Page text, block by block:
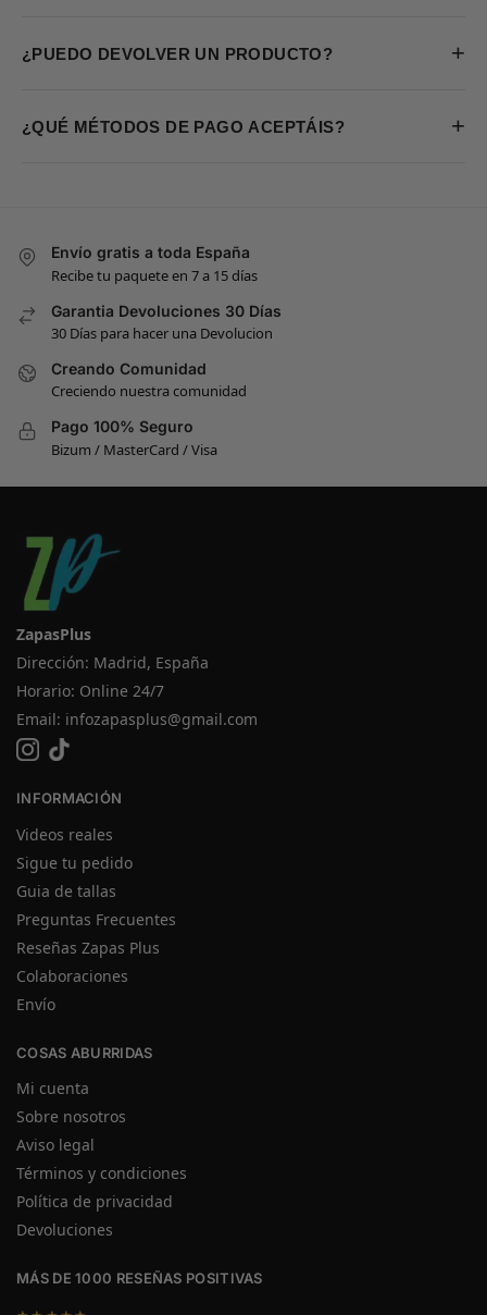
¿PUEDO DEVOLVER UN PRODUCTO? +
¿QUÉ MÉTODOS DE PAGO ACEPTÁIS? +
Envío gratis a toda España
Recibe tu paquete en 7 a 15 días
Garantia Devoluciones 30 Días
30 Días para hacer una Devolucion
Creando Comunidad
Creciendo nuestra comunidad
Pago 100% Seguro
Bizum / MasterCard / Visa
ZapasPlus
Dirección: Madrid, España
Horario: Online 24/7
Email: infozapasplus@gmail.com
INFORMACIÓN
Videos reales
Sigue tu pedido
Guia de tallas
Preguntas Frecuentes
Reseñas Zapas Plus
Colaboraciones
Envío
COSAS ABURRIDAS
Mi cuenta
Sobre nosotros
Aviso legal
Términos y condiciones
Política de privacidad
Devoluciones
MÁS DE 1000 RESEÑAS POSITIVAS